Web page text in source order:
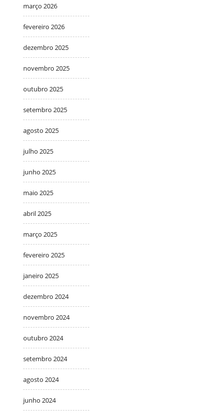
março 2026
fevereiro 2026
dezembro 2025
novembro 2025
outubro 2025
setembro 2025
agosto 2025
julho 2025
junho 2025
maio 2025
abril 2025
março 2025
fevereiro 2025
janeiro 2025
dezembro 2024
novembro 2024
outubro 2024
setembro 2024
agosto 2024
junho 2024